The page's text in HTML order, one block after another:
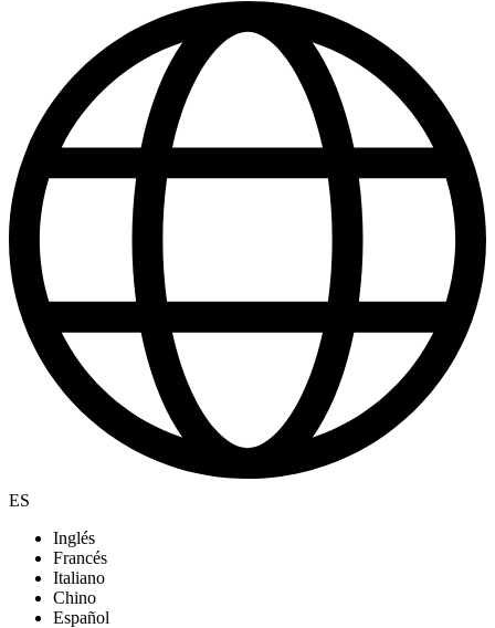
ES
Inglés
Francés
Italiano
Chino
Español